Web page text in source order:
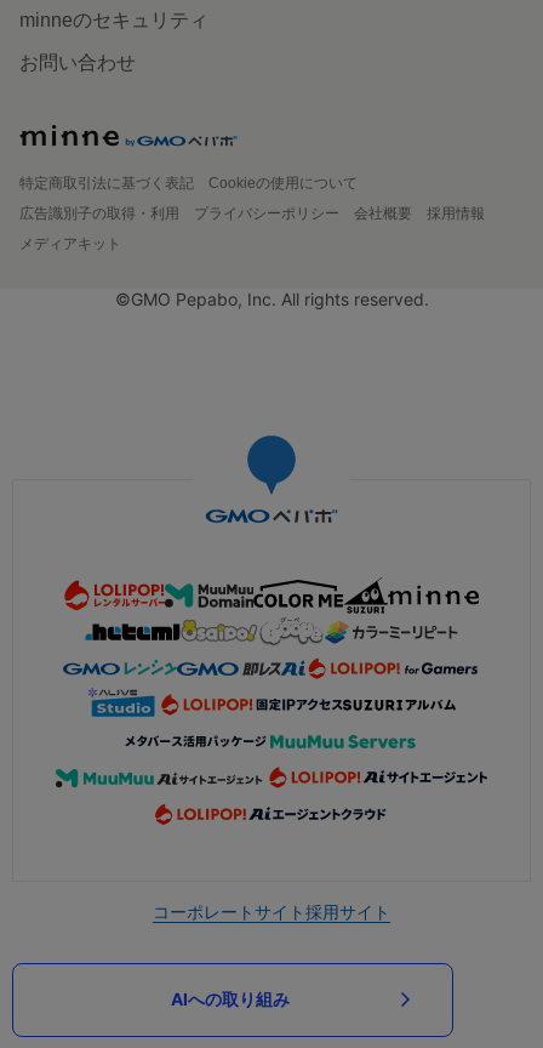
minneのセキュリティ
お問い合わせ
特定商取引法に基づく表記
Cookieの使用について
広告識別子の取得・利用
プライバシーポリシー 会社概要
採用情報
メディアキット
©GMO Pepabo, Inc. All rights reserved.
コーポレートサイト採用サイト
AIへの取り組み